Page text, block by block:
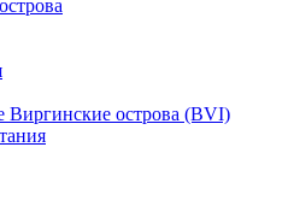
Виргинские острова (BVI)